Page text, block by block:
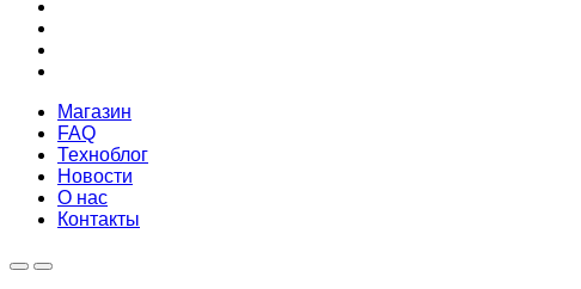
Магазин
FAQ
Техноблог
Новости
О нас
Контакты